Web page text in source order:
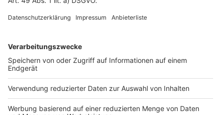
Services
Bauprojekt-Quiz
Häuser-Suche
Hausanbieter-Suche
Bauprojekt-Profil